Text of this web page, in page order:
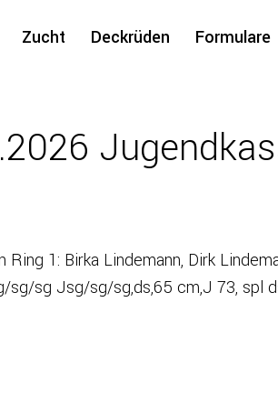
Zucht Deckrüden Formulare
Däumichen Ring 1: Birka
sg Jsg/sg/sg,ds,65 cm,J 73, spl